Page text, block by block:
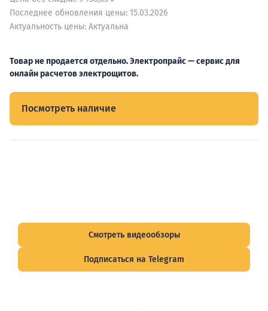
Последнее обновления цены: 15.03.2026
Актуальность цены: Актуальна
Товар не продается отдельно. Электропрайс — сервис для
онлайн расчетов электрощитов.
Посмотреть наличие
Смотреть видеообзоры
Подписаться на Telegram